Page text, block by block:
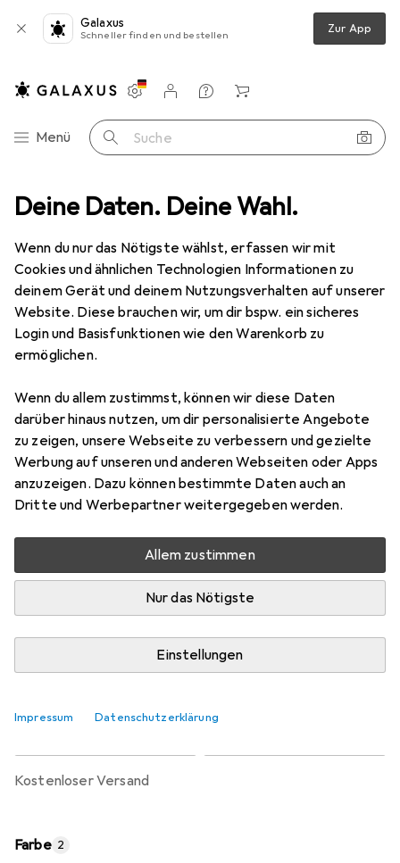
Deine Daten. Deine Wahl.
Wenn du nur das Nötigste wählst, erfassen wir mit
Cookies und ähnlichen Technologien Informationen zu
deinem Gerät und deinem Nutzungsverhalten auf unserer
Website. Diese brauchen wir, um dir bspw. ein sicheres
Login und Basisfunktionen wie den Warenkorb zu
ermöglichen.
Wenn du allem zustimmst, können wir diese Daten
darüber hinaus nutzen, um dir personalisierte Angebote
zu zeigen, unsere Webseite zu verbessern und gezielte
Werbung auf unseren und anderen Webseiten oder Apps
anzuzeigen. Dazu können bestimmte Daten auch an
Dritte und Werbepartner weitergegeben werden.
Allem zustimmen
Nur das Nötigste
Einstellungen
Impressum Datenschutzerklärung
Galaxus
Schneller finden und bestellen Zur App
Navigation nach Kategorien
Menü Suche
Einstellungen
Kundenkonto
Vergleichslisten
Merklisten
Warenkorb
Sport Bike Protektoren 100% Fortis Knee Guards
3 Bilder
100%Fortis Knee Guards
Preis in EUR inkl. MwSt.
EUR
87,42
Bewertungen Marke
Mehr von 100%
Zwischen Sa, 29.8. und Fr, 11.9. geliefert
Mehr als 10 Stück an Lager beim Lieferanten
Benachrichtigen, wenn schneller verfügbar
Lieferort angeben für genaue Lieferzeit
kostenloser Versand
Farbe 2